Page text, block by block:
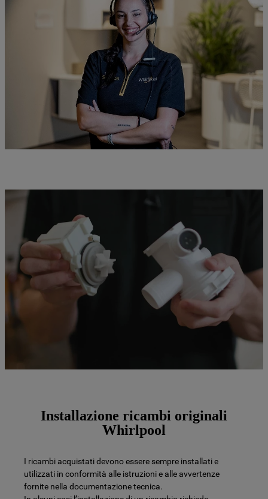
Installazione ricambi originali
Whirlpool
I ricambi acquistati devono essere sempre installati e
utilizzati in conformità alle istruzioni e alle avvertenze
fornite nella documentazione tecnica.